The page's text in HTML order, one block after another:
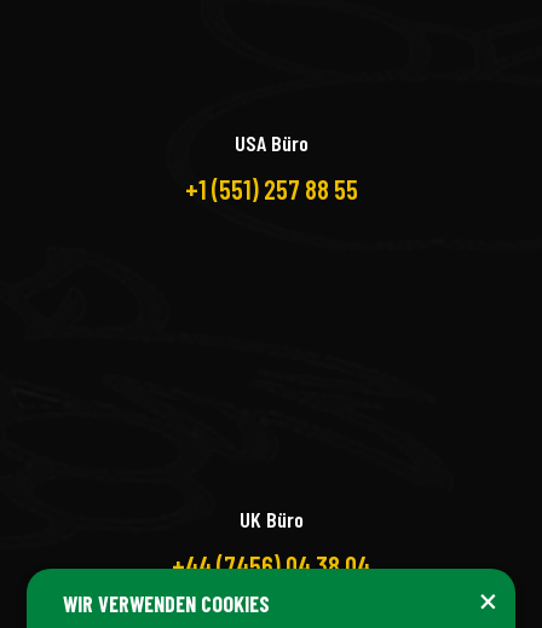
USA Büro
+1 (551) 257 88 55
UK Büro
+44 (7456) 04 38 04
×
WIR VERWENDEN COOKIES